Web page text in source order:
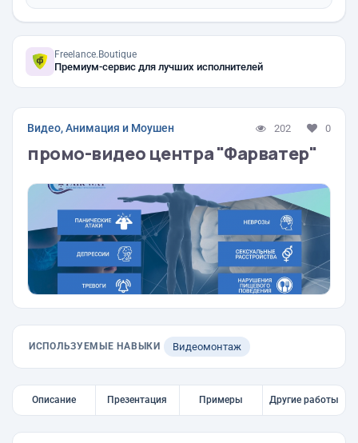
Freelance.Boutique
Премиум-сервис для лучших исполнителей
Видео, Анимация и Моушен 202 0
промо-видео центра "Фарватер"
ИСПОЛЬЗУЕМЫЕ НАВЫКИ Видеомонтаж
Описание Презентация Примеры Другие работы